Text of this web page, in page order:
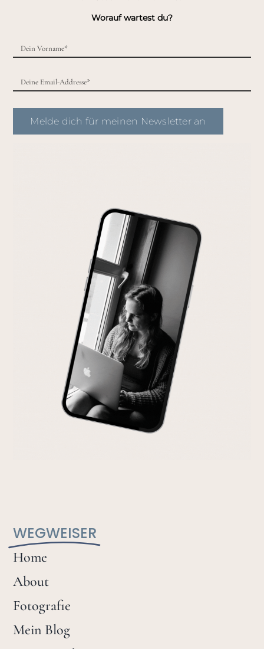
WEGWEISER
Home
About
Fotografie
Mein Blog
Worauf wartest du?
Melde dich für meinen Newsletter an